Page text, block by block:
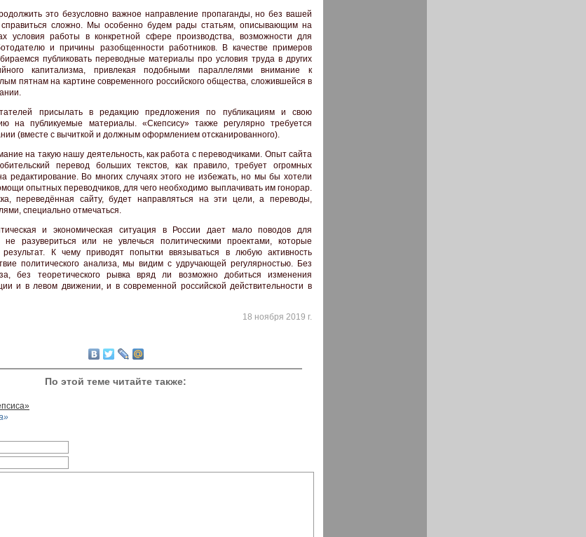
это безусловно важное направление пропаганды, но без вашей
сложно. Мы особенно будем рады статьям, описывающим на
условия работы в конкретной сфере производства, возможности для
и причины разобщенности работников. В качестве примеров
публиковать переводные материалы про условия труда в других
капитализма, привлекая подобными параллелями внимание к
пятнам на картине современного российского общества, сложившейся в
присылать в редакцию предложения по публикациям и свою
на публикуемые материалы. «Скепсису» также регулярно требуется
(вместе с вычиткой и должным оформлением отсканированного).
на такую нашу деятельность, как работа с переводчиками. Опыт сайта
перевод больших текстов, как правило, требует огромных
редактирование. Во многих случаях этого не избежать, но мы бы хотели
опытных переводчиков, для чего необходимо выплачивать им гонорар.
переведённая сайту, будет направляться на эти цели, а переводы,
специально отмечаться.
и экономическая ситуация в России дает мало поводов для
не разувериться или не увлечься политическими проектами, которые
К чему приводят попытки ввязываться в любую активность
политического анализа, мы видим с удручающей регулярностью. Без
без теоретического рывка вряд ли возможно добиться изменения
и в левом движении, и в современной российской действительности в
18 ноября 2019 г.
По этой теме читайте также: